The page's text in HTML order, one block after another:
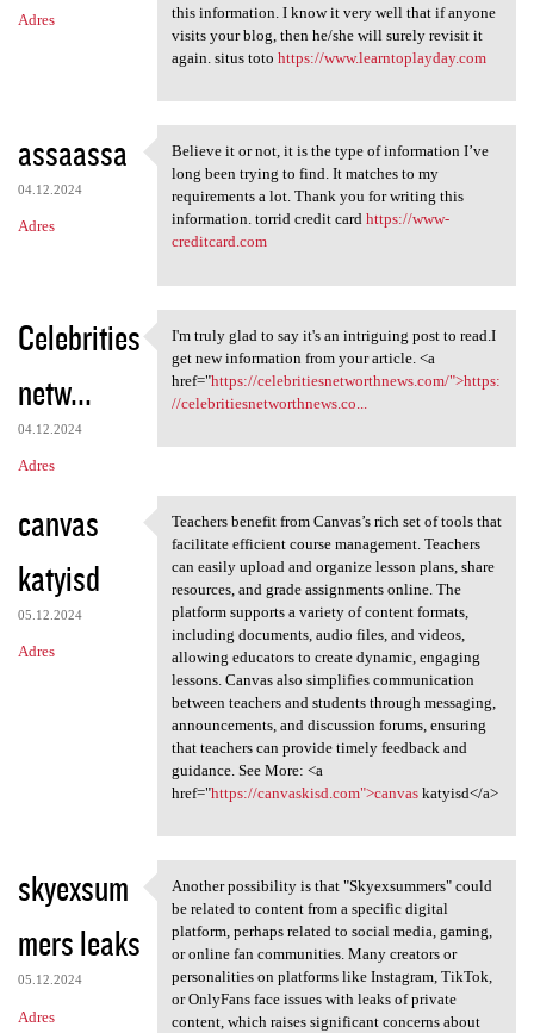
Adres
this information. I know it very well that if anyone
visits your blog, then he/she will surely revisit it
again. situs toto https://www.learntoplayday.com
assaassa
04.12.2024
Adres
Believe it or not, it is the
Believe it or not, it is the type of information I’ve
long been trying to find. It matches to my
requirements a lot. Thank you for writing this
information. torrid credit card https://www-
creditcard.com
Celebrities
netw...
04.12.2024
Adres
I'm truly glad to say it's an
I'm truly glad to say it's an intriguing post to read.I
get new information from your article. <a
href="https://celebritiesnetworthnews.com/">https:
//celebritiesnetworthnews.co...
canvas
katyisd
05.12.2024
Adres
Teachers benefit from Canvas
Teachers benefit from Canvas’s rich set of tools that
facilitate efficient course management. Teachers
can easily upload and organize lesson plans, share
resources, and grade assignments online. The
platform supports a variety of content formats,
including documents, audio files, and videos,
allowing educators to create dynamic, engaging
lessons. Canvas also simplifies communication
between teachers and students through messaging,
announcements, and discussion forums, ensuring
that teachers can provide timely feedback and
guidance. See More: <a
href="https://canvaskisd.com">canvaskatyisd</a>
skyexsum
mers leaks
05.12.2024
Adres
Another possibility is that
Another possibility is that "Skyexsummers" could
be related to content from a specific digital
platform, perhaps related to social media, gaming,
or online fan communities. Many creators or
personalities on platforms like Instagram, TikTok,
or OnlyFans face issues with leaks of private
content, which raises significant concerns about